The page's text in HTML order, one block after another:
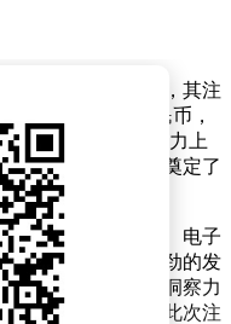
重要的工商变更，其注
至约52.8亿元人民币，
志着公司在资本实力上
市场竞争力提升奠定了
便在光学玻璃制造、电子
多个领域展现出强劲的发
借其敏锐的市场洞察力
攀登行业高峰。此次注